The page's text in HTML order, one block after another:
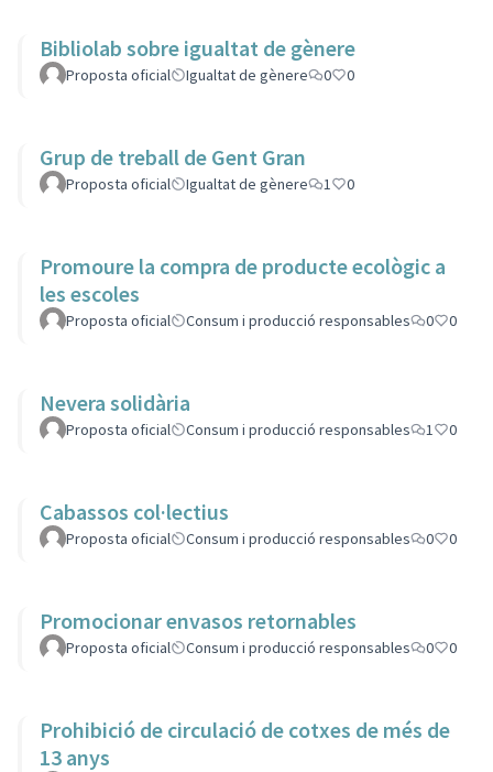
Bibliolab sobre igualtat de gènere
Proposta oficial Igualtat de gènere 0 0
Grup de treball de Gent Gran
Proposta oficial Igualtat de gènere 1 0
Promoure la compra de producte ecològic a
les escoles
Proposta oficial Consum i producció responsables 0 0
Nevera solidària
Proposta oficial Consum i producció responsables 1 0
Cabassos col·lectius
Proposta oficial Consum i producció responsables 0 0
Promocionar envasos retornables
Proposta oficial Consum i producció responsables 0 0
Prohibició de circulació de cotxes de més de
13 anys